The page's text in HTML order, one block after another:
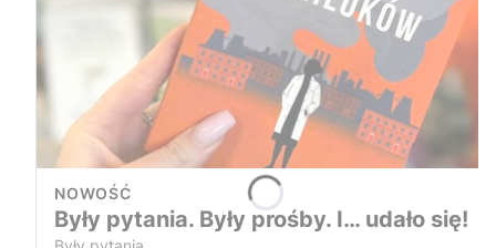
NOWOŚĆ
Były pytania. Były prośby. I… udało się!